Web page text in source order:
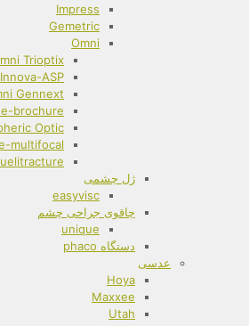
Impress
Gemetric
Omni
Trioptix
ASP
Gennext
brochure
Optic
multifocal
ژل چشمی
easyvisc
چاقوی جراحی چشم
unique
دستگاه phaco
عدسی
Hoya
Maxxee
Utah